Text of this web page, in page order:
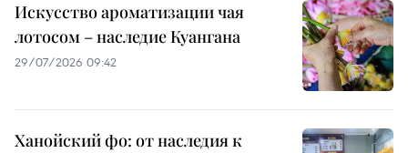
Искусство ароматизации чая
лотосом – наследие Куангана
29/07/2026 09:42
Ханойский фо: от наследия к